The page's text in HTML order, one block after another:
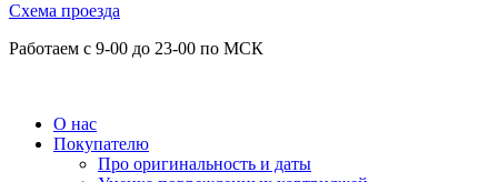
Схема проезда
Работаем с 9-00 до 23-00 по МСК
О нас
Покупателю
Про оригинальность и даты